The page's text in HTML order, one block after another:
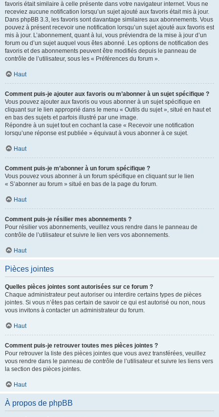
favoris était similaire à celle présente dans votre navigateur internet. Vous ne
receviez aucune notification lorsqu’un sujet ajouté aux favoris était mis à jour.
Dans phpBB 3.3, les favoris sont davantage similaires aux abonnements. Vous
pouvez à présent recevoir une notification lorsqu’un sujet ajouté aux favoris est
mis à jour. L’abonnement, quant à lui, vous préviendra de la mise à jour d’un
forum ou d’un sujet auquel vous êtes abonné. Les options de notification des
favoris et des abonnements peuvent être modifiés depuis le panneau de
contrôle de l’utilisateur, sous les « Préférences du forum ».
Haut
Comment puis-je ajouter aux favoris ou m’abonner à un sujet spécifique ?
Vous pouvez ajouter aux favoris ou vous abonner à un sujet spécifique en
cliquant sur le lien approprié dans le menu « Outils du sujet », situé en haut et
en bas des sujets et parfois illustré par une image.
Répondre à un sujet tout en cochant la case « Recevoir une notification
lorsqu’une réponse est publiée » équivaut à vous abonner à ce sujet.
Haut
Comment puis-je m’abonner à un forum spécifique ?
Vous pouvez vous abonner à un forum spécifique en cliquant sur le lien
« S’abonner au forum » situé en bas de la page du forum.
Haut
Comment puis-je résilier mes abonnements ?
Pour résilier vos abonnements, veuillez vous rendre dans le panneau de
contrôle de l’utilisateur et suivre le lien vers vos abonnements.
Haut
Pièces jointes
Quelles pièces jointes sont autorisées sur ce forum ?
Chaque administrateur peut autoriser ou interdire certains types de pièces
jointes. Si vous n’êtes pas certain de savoir ce qui est autorisé ou non, nous
vous invitons à contacter un administrateur du forum.
Haut
Comment puis-je retrouver toutes mes pièces jointes ?
Pour retrouver la liste des pièces jointes que vous avez transférées, veuillez
vous rendre dans le panneau de contrôle de l’utilisateur et suivre les liens vers
la section des pièces jointes.
Haut
À propos de phpBB